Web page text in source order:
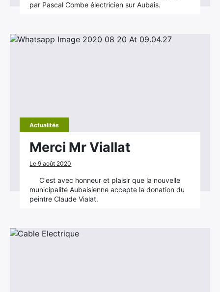
par Pascal Combe électricien sur Aubais.
Actualités
Merci Mr Viallat
Le 9 août 2020
C'est avec honneur et plaisir que la nouvelle
municipalité Aubaisienne accepte la donation du
peintre Claude Vialat.